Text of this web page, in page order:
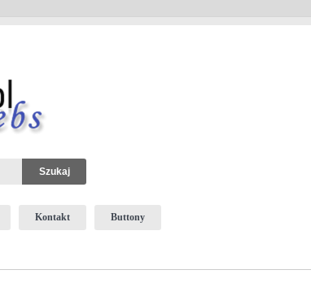
Kontakt Buttony